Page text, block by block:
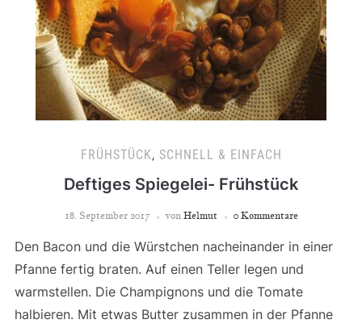
FRÜHSTÜCK, SCHNELL & EINFACH
Deftiges Spiegelei- Frühstück
18. September 2017 von Helmut 0 Kommentare
Den Bacon und die Würstchen nacheinander in einer
Pfanne fertig braten. Auf einen Teller legen und
warmstellen. Die Champignons und die Tomate
halbieren. Mit etwas Butter zusammen in der Pfanne